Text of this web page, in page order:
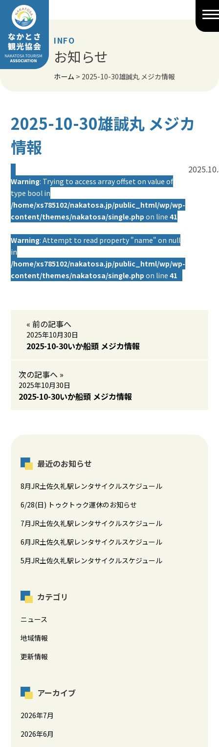
Skip
content
INFO
お知らせ
ホーム > 2025-10-30雄誠丸 メジカ情報
2025-10-30雄誠丸 メジカ
情報
Warning: Trying to access array offset on value of
type bool in
/home/xs785102/nakatosa.jp/public_html/wp/wp-
content/themes/nakatosa/single.php on line41
Warning: Attempt to read property "name" on null
in
/home/xs785102/nakatosa.jp/public_html/wp/wp-
content/themes/nakatosa/single.php on line41
« 前の記事へ
2025年10月30日
2025-10-30いか船頭 メジカ情報
次の記事へ »
2025年10月30日
2025-10-30いか船頭 メジカ情報
最近のお知らせ
8月JR土佐久礼駅レンタサイクルスケジュール
6/28(日) トゥクトゥク運休のお知らせ
7月JR土佐久礼駅レンタサイクルスケジュール
6月JR土佐久礼駅レンタサイクルスケジュール
5月JR土佐久礼駅レンタサイクルスケジュール
カテゴリ
ニュース
地域情報
更新情報
アーカイブ
2026年7月
2026年6月